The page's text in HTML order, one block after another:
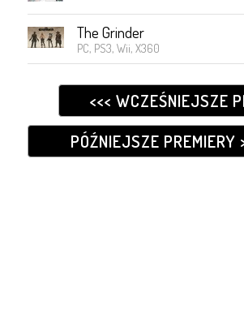
The Grinder
PC, PS3, Wii, X360
<<< WCZEŚNIEJSZE
PÓŹNIEJSZE PREMIERY